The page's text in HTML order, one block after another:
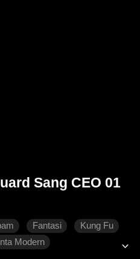
Sang CEO 01
Fantasi
Kung Fu
Modern